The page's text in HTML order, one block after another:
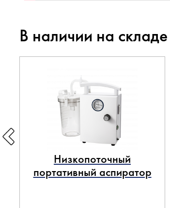
В наличии на
Низкопоточный
портативный аспиратор